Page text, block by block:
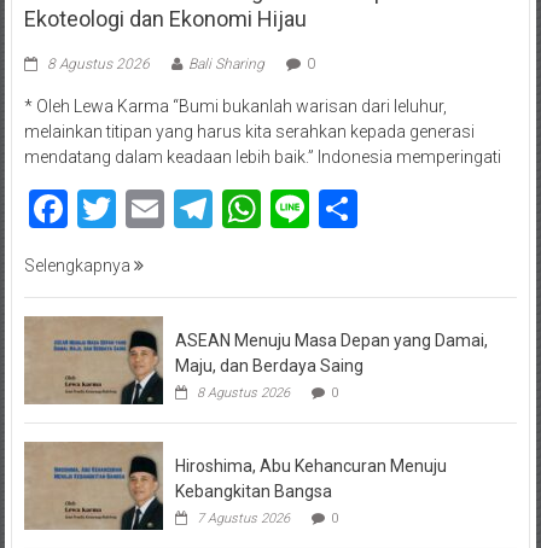
Ekoteologi dan Ekonomi Hijau
8 Agustus 2026 Bali Sharing 0
* Oleh Lewa Karma “Bumi bukanlah warisan dari leluhur,
melainkan titipan yang harus kita serahkan kepada generasi
mendatang dalam keadaan lebih baik.” Indonesia memperingati
Facebook
Twitter
EmailTelegram
WhatsApp
LineShare
Selengkapnya
ASEAN Menuju Masa Depan yang Damai,
Maju, dan Berdaya Saing
8 Agustus 2026 0
Hiroshima, Abu Kehancuran Menuju
Kebangkitan Bangsa
7 Agustus 2026 0